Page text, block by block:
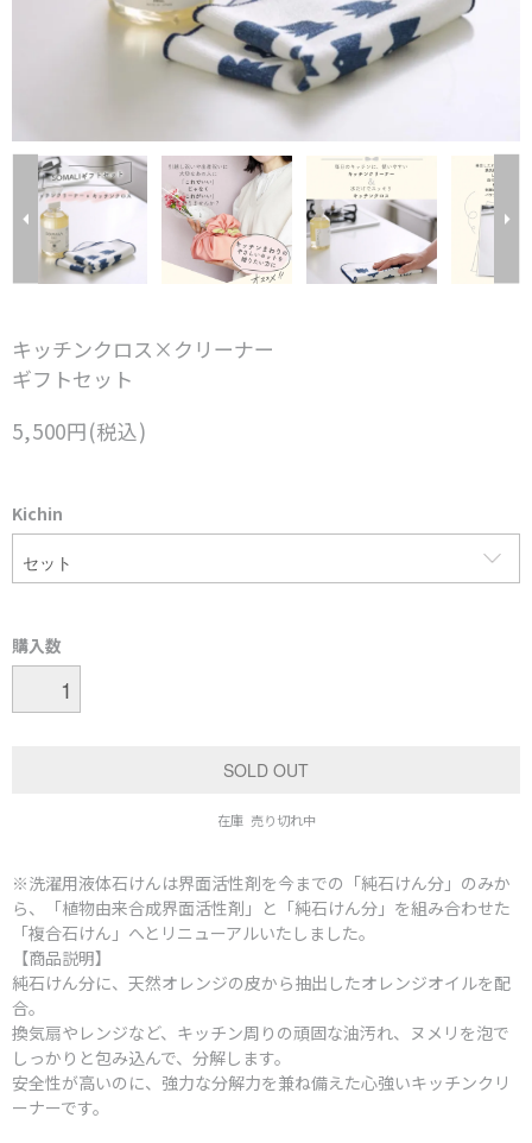
キッチンクロス×クリーナー
ギフトセット
5,500円(税込)
Kichin
購入数
在庫 売り切れ中
※洗濯用液体石けんは界面活性剤を今までの「純石けん分」のみか
ら、「植物由来合成界面活性剤」と「純石けん分」を組み合わせた
「複合石けん」へとリニューアルいたしました。
【商品説明】
純石けん分に、天然オレンジの皮から抽出したオレンジオイルを配
合。
換気扇やレンジなど、キッチン周りの頑固な油汚れ、ヌメリを泡で
しっかりと包み込んで、分解します。
安全性が高いのに、強力な分解力を兼ね備えた心強いキッチンクリ
ーナーです。